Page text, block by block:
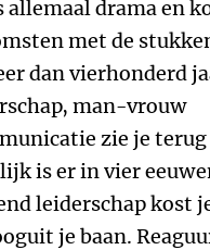
allemaal drama en
met de
dan vierhonderd
man-vrouw
zie je
is er in vier
leiderschap kost
je baan.